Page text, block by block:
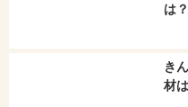
は？
き
材